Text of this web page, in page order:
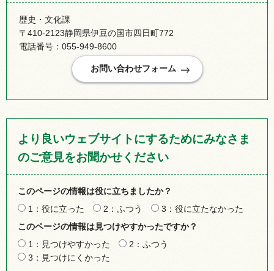
歴史・文化課
〒410-2123静岡県伊豆の国市四日町772
電話番号：055-949-8600
より良いウェブサイトにするためにみなさま
のご意見をお聞かせください
このページの情報は役に立ちましたか？
1：役に立った
2：ふつう
3：役に立たなかった
このページの情報は見つけやすかったですか？
1：見つけやすかった
2：ふつう
3：見つけにくかった